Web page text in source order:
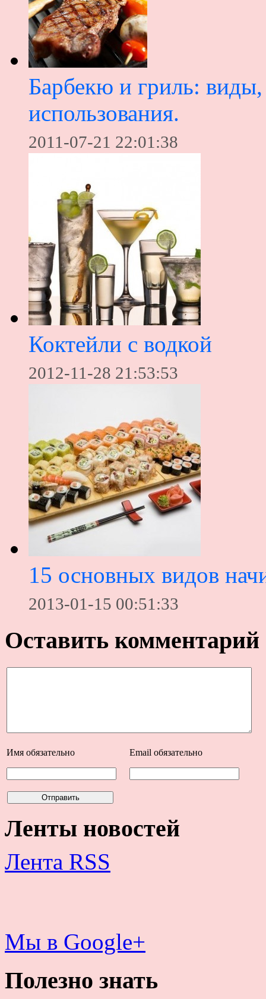
Барбекю и гриль:
использования.
2011-07-21 22:01:38
Коктейли с водкой
2012-11-28 21:53:53
15 основных видов
2013-01-15 00:51:33
Оставить комментарий
Имя обязательно Email обязательно
Ленты новостей
Лента RSS
Мы в Google+
Полезно знать